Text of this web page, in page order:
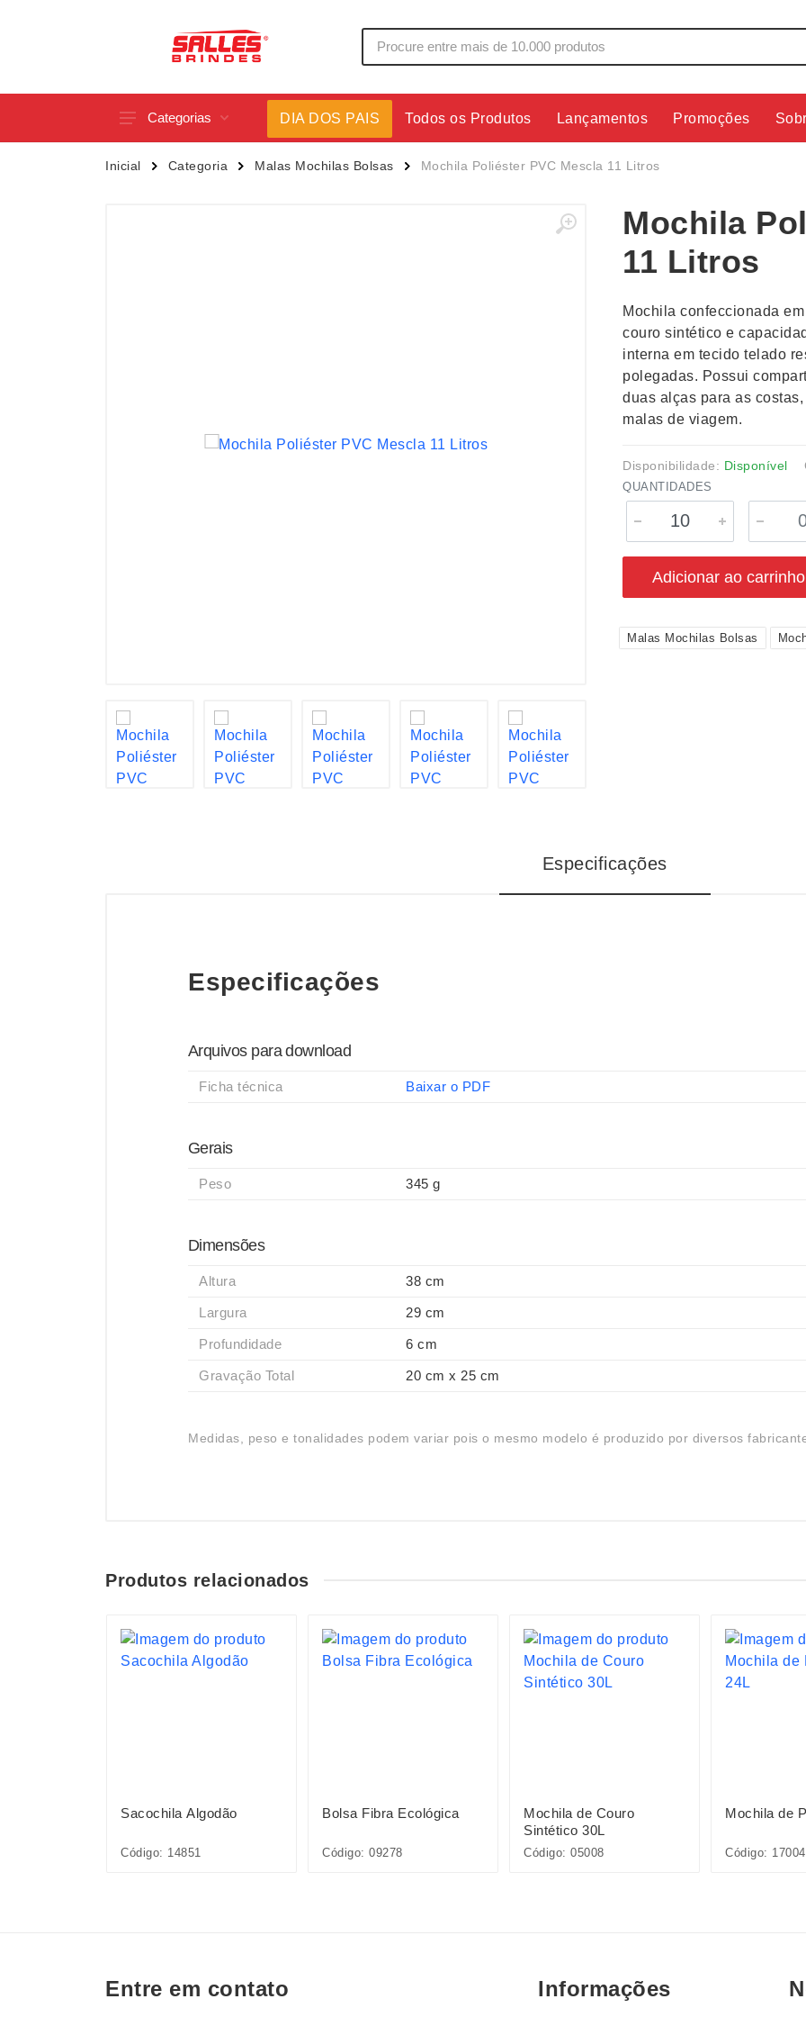
Categorias
Acessórios p/ Celular
Canecas
Copos
Cuidados Pessoais
Esporte e Jogos
Fones de
Kit
Kit Queijo
Lanternas
DIA DOS PAIS Todos os Produtos Lançamentos Promoções
Inicial Categoria Malas Mochilas Bolsas Mochila Poliéster PVC Mescla 11 Litros
Mochila
11 Litros
Mochila confeccionada
couro sintético e
interna em tecido telado
polegadas. Possui
duas alças para as
malas de viagem.
Disponibilidade: Disponível
QUANTIDADES
Adicionar ao carrinho
Malas Mochilas Bolsas
Especificações
Especificações
Arquivos para download
Ficha técnica Baixar o PDF
Gerais
Peso 345 g
Dimensões
Altura 38 cm
Largura 29 cm
Profundidade 6 cm
Gravação Total 20 cm x 25 cm
Medidas, peso e tonalidades podem variar pois o mesmo modelo é produzido por diversos
Produtos relacionados
Sacochila Algodão
Código: 14851
Bolsa Fibra Ecológica
Código: 09278
Mochila de Couro
Sintético 30L
Código: 05008
Mochila de
Código: 17004
Entre em contato Informações